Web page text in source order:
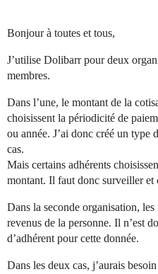
Bonjour à toutes et tous,
J’utilise Dolibarr pour deux
membres.
Dans l’une, le montant de la
choisissent la périodicité de
ou année. J’ai donc créé un type
cas.
Mais certains adhérents
montant. Il faut donc surveiller et
Dans la seconde organisation,
revenus de la personne. Il n’est
d’adhérent pour cette donnée.
Dans les deux cas, j’aurais